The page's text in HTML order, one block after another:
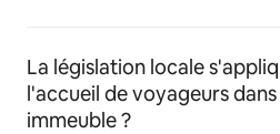
La législation locale
l'accueil de voyageurs
immeuble ?